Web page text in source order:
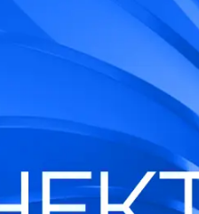
рисками